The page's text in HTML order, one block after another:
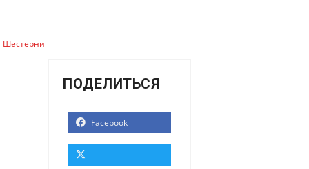
Шестерни
ПОДЕЛИТЬСЯ
Facebook